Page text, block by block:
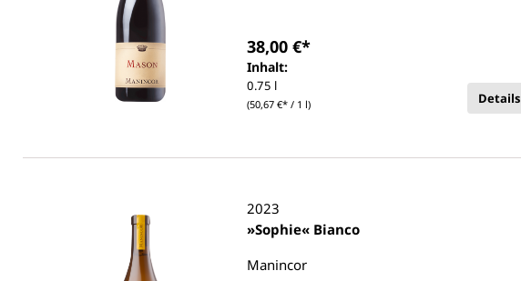
Inhalt:
0.75 l
(50,67 €* / 1 l)
38,00 €*
Details
2023
»Sophie« Bianco
Manincor